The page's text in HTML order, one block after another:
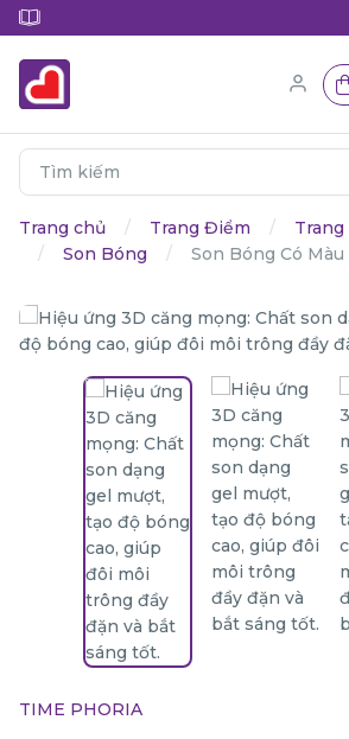
Trang chủ Trang Điểm
Son Bóng
Son Bóng Có Màu
TIME PHORIA